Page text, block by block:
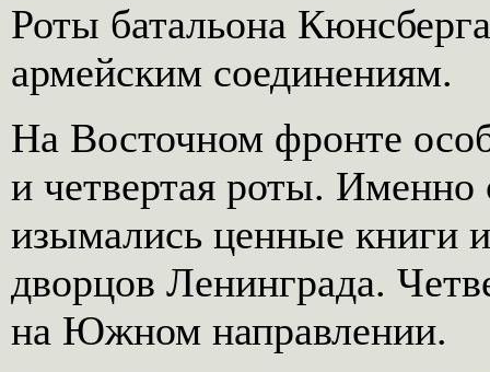
Роты батальона
армейским соединениям.
На Восточном фронте
и четвертая роты.
изымались ценные книги
дворцов Ленинграда.
на Южном направлении.